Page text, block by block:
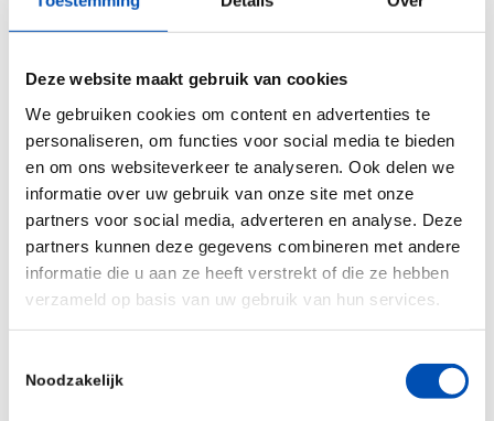
Deze website maakt gebruik van cookies
We gebruiken cookies om content en advertenties te
personaliseren, om functies voor social media te bieden
en om ons websiteverkeer te analyseren. Ook delen we
informatie over uw gebruik van onze site met onze
partners voor social media, adverteren en analyse. Deze
partners kunnen deze gegevens combineren met andere
informatie die u aan ze heeft verstrekt of die ze hebben
verzameld op basis van uw gebruik van hun services.
Noodzakelijk
amendementen worden ingediend. Meer
informatie is te vinden in
dit bericht
Bericht CCMO
Training CTIS
Training ECTR
/
Deel dit stuk